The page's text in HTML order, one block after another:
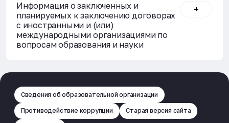
Информация о заключенных и
планируемых к заключению договорах
с иностранными и (или)
международными организациями по
вопросам образования и науки
Сведения об образовательной организации
Противодействие коррупции Старая версия сайта